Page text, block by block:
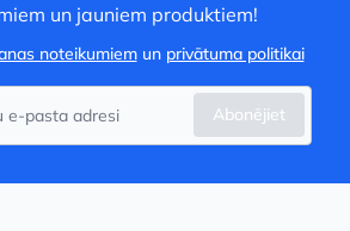
un jauniem produktiem!
noteikumiemun privātuma politikai
Abonējiet